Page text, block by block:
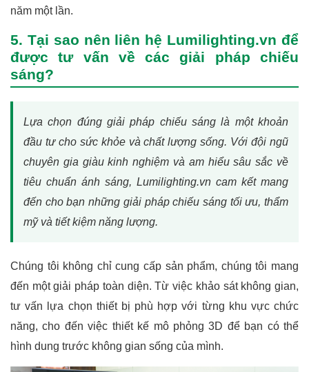
năm một lần.
5. Tại sao nên liên hệ Lumilighting.vn để
được tư vấn về các giải pháp chiếu
sáng?
Lựa chọn đúng giải pháp chiếu sáng là một khoản
đầu tư cho sức khỏe và chất lượng sống. Với đội ngũ
chuyên gia giàu kinh nghiệm và am hiểu sâu sắc về
tiêu chuẩn ánh sáng, Lumilighting.vn cam kết mang
đến cho bạn những giải pháp chiếu sáng tối ưu, thẩm
mỹ và tiết kiệm năng lượng.
Chúng tôi không chỉ cung cấp sản phẩm, chúng tôi mang
đến một giải pháp toàn diện. Từ việc khảo sát không gian,
tư vấn lựa chọn thiết bị phù hợp với từng khu vực chức
năng, cho đến việc thiết kế mô phỏng 3D để bạn có thể
hình dung trước không gian sống của mình.